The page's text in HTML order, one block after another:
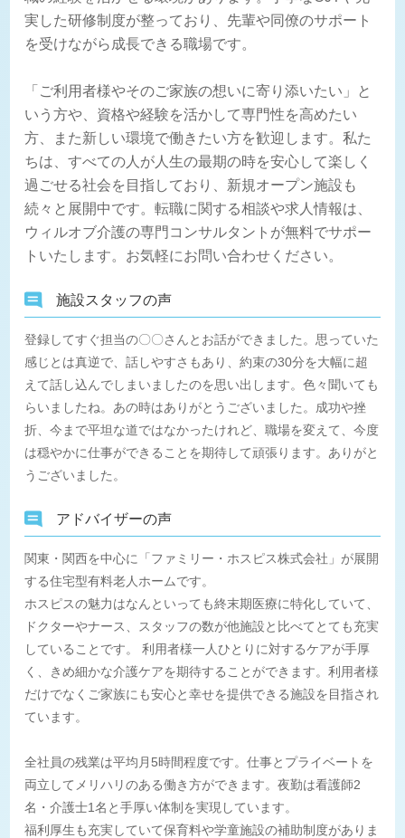
実した研修制度が整っており、先輩や同僚のサポート
を受けながら成長できる職場です。
「ご利用者様やそのご家族の想いに寄り添いたい」と
いう方や、資格や経験を活かして専門性を高めたい
方、また新しい環境で働きたい方を歓迎します。私た
ちは、すべての人が人生の最期の時を安心して楽しく
過ごせる社会を目指しており、新規オープン施設も
続々と展開中です。転職に関する相談や求人情報は、
ウィルオブ介護の専門コンサルタントが無料でサポー
トいたします。お気軽にお問い合わせください。
施設スタッフの声
登録してすぐ担当の〇〇さんとお話ができました。思っていた
感じとは真逆で、話しやすさもあり、約束の30分を大幅に超
えて話し込んでしまいましたのを思い出します。色々聞いても
らいましたね。あの時はありがとうございました。成功や挫
折、今まで平坦な道ではなかったけれど、職場を変えて、今度
は穏やかに仕事ができることを期待して頑張ります。ありがと
うございました。
アドバイザーの声
関東・関西を中心に「ファミリー・ホスピス株式会社」が展開
する住宅型有料老人ホームです。
ホスピスの魅力はなんといっても終末期医療に特化していて、
ドクターやナース、スタッフの数が他施設と比べてとても充実
していることです。 利用者様一人ひとりに対するケアが手厚
く、きめ細かな介護ケアを期待することができます。利用者様
だけでなくご家族にも安心と幸せを提供できる施設を目指され
ています。
全社員の残業は平均月5時間程度です。仕事とプライベートを
両立してメリハリのある働き方ができます。夜勤は看護師2
名・介護士1名と手厚い体制を実現しています。
福利厚生も充実していて保育料や学童施設の補助制度がありま